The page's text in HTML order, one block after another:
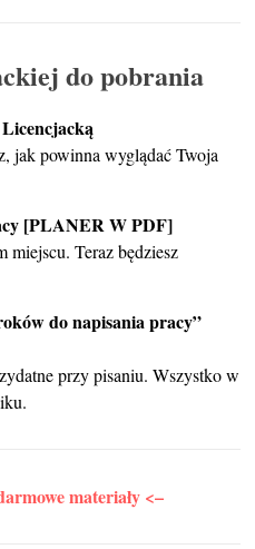
do pobrania
jak powinna wyglądać Twoja
[PLANER W PDF]
Teraz będziesz
do napisania pracy”
przy pisaniu. Wszystko w
materiały <–